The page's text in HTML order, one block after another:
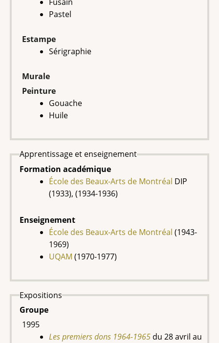
Pastel
Estampe
Sérigraphie
Murale
Peinture
Gouache
Huile
Apprentissage et enseignement
Formation académique
École des Beaux-Arts de Montréal DIP
(1933), (1934-1936)
Enseignement
École des Beaux-Arts de Montréal (1943-
1969)
UQAM (1970-1977)
Expositions
Groupe
1995
Les premiers dons 1964-1965 du 28 avril au